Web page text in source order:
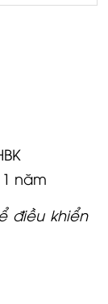
năm
điều khiển